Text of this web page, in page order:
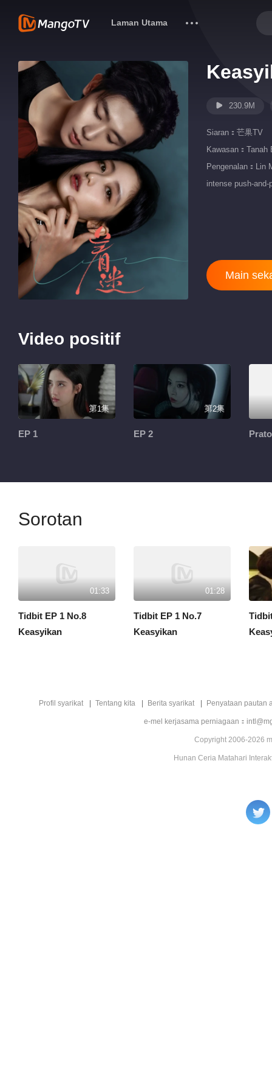
Laman Utama
230.9M
Siaran： 芒果TV
Kawasan： Tanah
Pengenalan：Lin
intense push-
Main
Video positif
第1集
EP 1
第2集
EP 2
Sorotan
01:33
Tidbit EP 1 No.8
Keasyikan
01:28
Tidbit EP 1 No.7
Keasyikan
Profil syarikat Tentang kita Berita syarikat Penyataan pautan
e-mel kerjasama perniagaan：
Copyright 2006-2026
Hunan Ceria Matahari